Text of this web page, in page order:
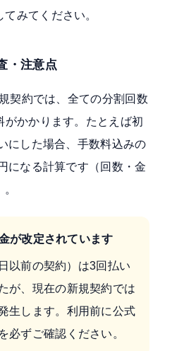
みてください。
・注意点
契約では、全ての分割回数
がかかります。たとえば初
にした場合、手数料込みの
になる計算です（回数・金
が改定されています
以前の契約）は3回払い
が、現在の新規契約では
生します。利用前に公式
必ずご確認ください。